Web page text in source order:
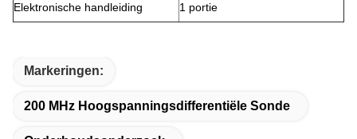
Elektronische handleiding 1 portie
Markeringen:
200 MHz Hoogspanningsdifferentiële Sonde